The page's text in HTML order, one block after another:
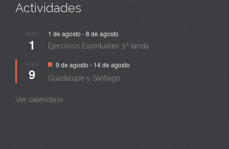
Actividades
AGO
1
1 de agosto -8 de agosto
Ejercicios Espirituales 3ª tanda
AGO
9
Destacado
9 de agosto - 14 de agosto
Guadalupe y Santiago
Ver calendario